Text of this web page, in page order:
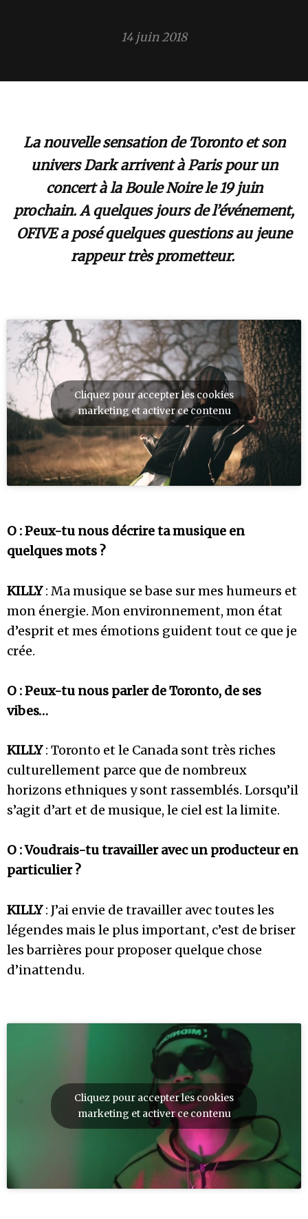
14 juin 2018
La nouvelle sensation de Toronto et son
univers Dark arrivent à Paris pour un
concert à la Boule Noire le 19 juin
prochain. A quelques jours de l’événement,
OFIVE a posé quelques questions au jeune
rappeur très prometteur.
Cliquez pour accepter les cookies
marketing et activer ce contenu
O : Peux-tu nous décrire ta musique en
quelques mots ?
KILLY: Ma musique se base sur mes humeurs et
mon énergie. Mon environnement, mon état
d’esprit et mes émotions guident tout ce que je
crée.
O : Peux-tu nous parler de Toronto, de ses
vibes…
KILLY: Toronto et le Canada sont très riches
culturellement parce que de nombreux
horizons ethniques y sont rassemblés. Lorsqu’il
s’agit d’art et de musique, le ciel est la limite.
O : Voudrais-tu travailler avec un producteur en
particulier ?
KILLY: J’ai envie de travailler avec toutes les
légendes mais le plus important, c’est de briser
les barrières pour proposer quelque chose
d’inattendu.
Cliquez pour accepter les cookies
marketing et activer ce contenu